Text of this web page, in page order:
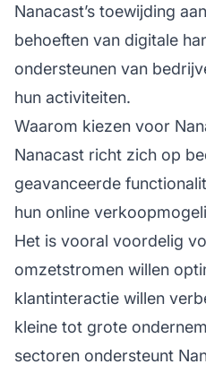
Nanacast’s toewijding
behoeften van digitale
ondersteunen van
hun activiteiten.
Waarom kiezen voor
Nanacast richt zich op
geavanceerde
hun online
Het is vooral voordelig
omzetstromen willen
klantinteractie willen
kleine tot grote
sectoren ondersteunt